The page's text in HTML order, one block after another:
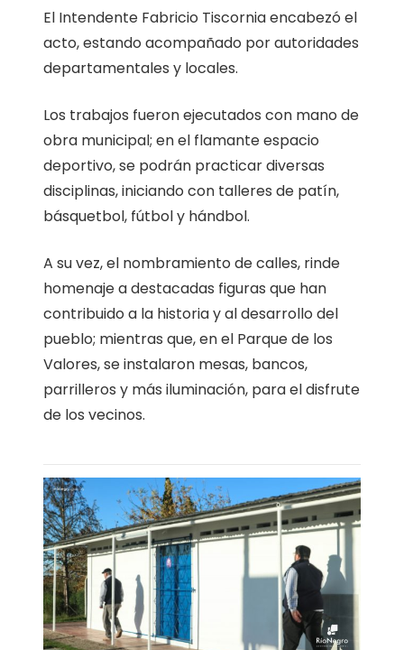
El Intendente Fabricio Tiscornia encabezó el
acto, estando acompañado por autoridades
departamentales y locales.
Los trabajos fueron ejecutados con mano de
obra municipal; en el flamante espacio
deportivo, se podrán practicar diversas
disciplinas, iniciando con talleres de patín,
básquetbol, fútbol y hándbol.
A su vez, el nombramiento de calles, rinde
homenaje a destacadas figuras que han
contribuido a la historia y al desarrollo del
pueblo; mientras que, en el Parque de los
Valores, se instalaron mesas, bancos,
parrilleros y más iluminación, para el disfrute
de los vecinos.